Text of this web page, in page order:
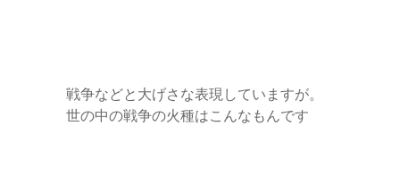
戦争などと大げさな表現していますが。
世の中の戦争の火種はこんなもんです